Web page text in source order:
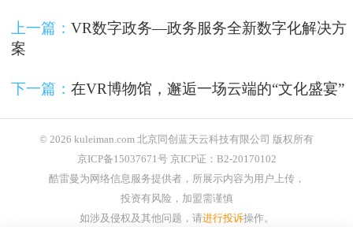
上一篇： VR数字政务—政务服务全新数字化解决方
案
下一篇： 在VR博物馆，邂逅一场云端的“文化盛宴”
© 2026 kuleiman.com 北京同创蓝天云科技有限公司 版权所有
京ICP备15037671号 京ICP证：B2-20170102
酷雷曼为网络信息服务提供者，所展示内容为用户上传，
投资有风险，加盟需谨慎
如涉及侵权及其他问题，请进行投诉操作。